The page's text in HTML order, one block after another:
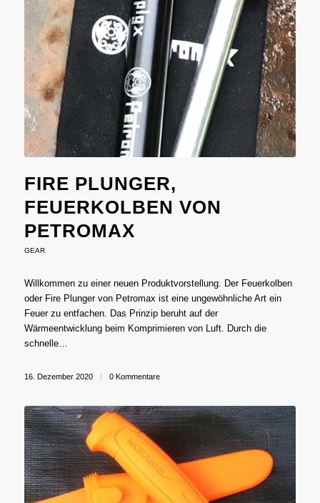
FIRE PLUNGER,
FEUERKOLBEN VON
PETROMAX
GEAR
Willkommen zu einer neuen Produktvorstellung. Der Feuerkolben
oder Fire Plunger von Petromax ist eine ungewöhnliche Art ein
Feuer zu entfachen. Das Prinzip beruht auf der
Wärmeentwicklung beim Komprimieren von Luft. Durch die
schnelle…
16. Dezember 2020 / 0 Kommentare